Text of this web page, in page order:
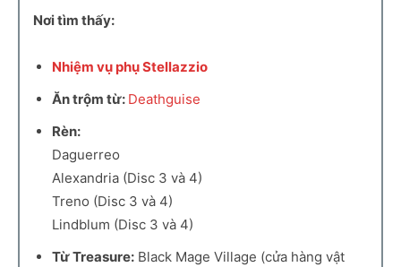
Nơi tìm thấy:
Nhiệm vụ phụ Stellazzio
Ăn trộm từ: Deathguise
Rèn:
Daguerreo
Alexandria (Disc 3 và 4)
Treno (Disc 3 và 4)
Lindblum (Disc 3 và 4)
Từ Treasure: Black Mage Village (cửa hàng vật